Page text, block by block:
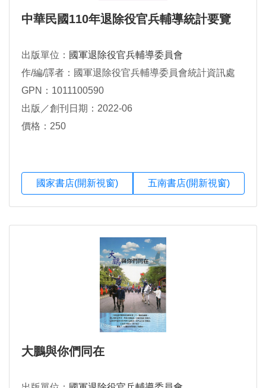
中華民國110年退除役官兵輔導統計要覽
出版單位： 國軍退除役官兵輔導委員會
作/編/譯者：國軍退除役官兵輔導委員會統計資訊處
GPN：1011100590
出版／創刊日期：2022-06
價格：250
國家書店(開新視窗) 五南書店(開新視窗)
大鵬與你們同在